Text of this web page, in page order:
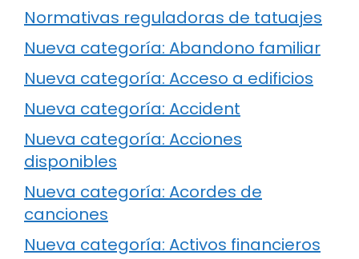
Normativas reguladoras de tatuajes
Nueva categoría: Abandono familiar
Nueva categoría: Acceso a edificios
Nueva categoría: Accident
Nueva categoría: Acciones
disponibles
Nueva categoría: Acordes de
canciones
Nueva categoría: Activos financieros